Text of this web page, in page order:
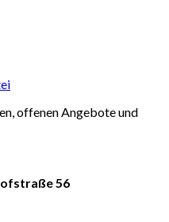
offenen Angebote und
56